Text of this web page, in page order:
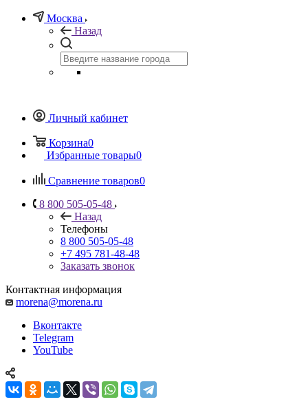
Москва
Назад
Личный кабинет
Корзина0
Избранные товары0
Сравнение товаров0
8 800 505-05-48
Назад
Телефоны
8 800 505-05-48
+7 495 781-48-48
Заказать звонок
Контактная информация
morena@morena.ru
Вконтакте
Telegram
YouTube